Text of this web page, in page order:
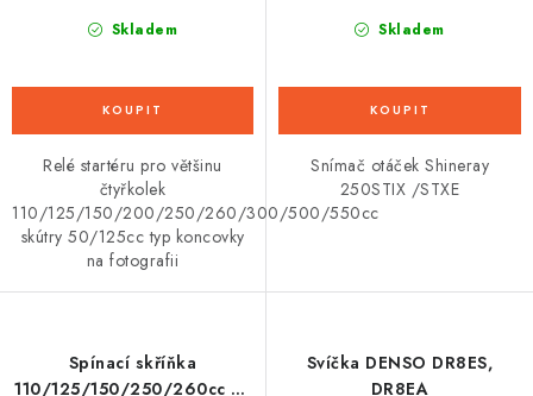
Skladem
Relé startéru pro většinu
čtyřkolek
110/125/150/200/250/260/300/500/550cc
skútry 50/125cc typ koncovky
na fotografii
Skladem
Snímač otáček Shineray
250STIX /STXE
Spínací skříňka
110/125/150/250/260cc se
Svíčka DENSO DR8ES,
DR8EA